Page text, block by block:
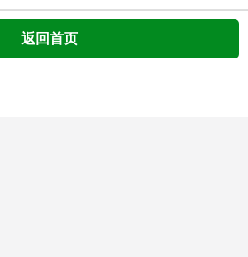
返回首页